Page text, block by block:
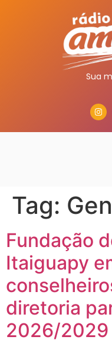
Sua
Tag:
Fundação
Itaiguapy
diretoria
2026/2029